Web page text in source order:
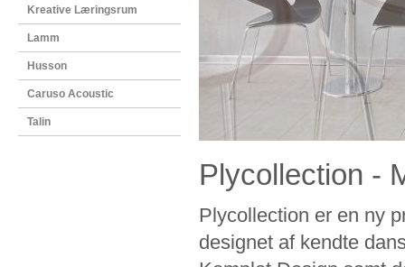
Kreative Læringsrum
Lamm
Husson
Caruso Acoustic
Talin
Plycollection -
Plycollection er en ny
designet af kendte